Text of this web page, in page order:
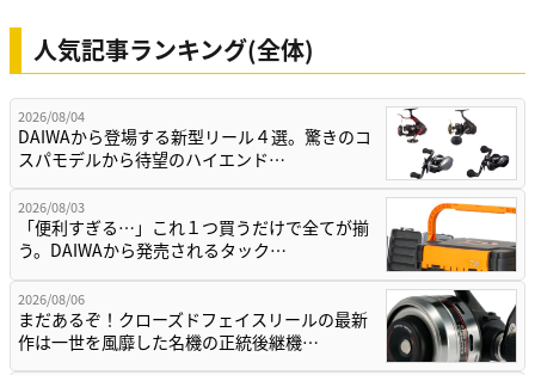
人気記事ランキング(全体)
2026/08/04
DAIWAから登場する新型リール４選。驚きのコ
スパモデルから待望のハイエンド…
2026/08/03
「便利すぎる…」これ１つ買うだけで全てが揃
う。DAIWAから発売されるタック…
2026/08/06
まだあるぞ！クローズドフェイスリールの最新
作は一世を風靡した名機の正統後継機…